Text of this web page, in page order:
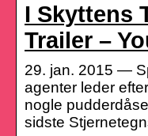
I Skyttens
Trailer –
29. jan. 2015 —
agenter leder
nogle
sidste